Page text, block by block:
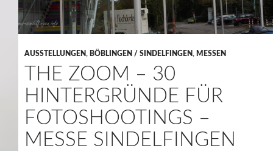
AUSSTELLUNGEN, BÖBLINGEN / SINDELFINGEN, MESSEN
THE ZOOM – 30
HINTERGRÜNDE FÜR
FOTOSHOOTINGS –
MESSE SINDELFINGEN